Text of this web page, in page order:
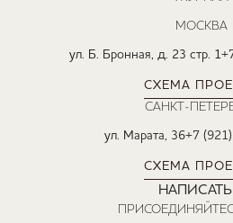
МОСКВА
ул. Б. Бронная, д. 23 стр. 1
СХЕМА
САНКТ-
ул. Марата, 36+7
СХЕМА